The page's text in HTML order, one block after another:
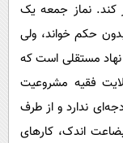
کند. نماز جمعه یک
حکم خواند، ولی
نهاد مستقلی است که
فقیه مشروعیت
ندارد و از طرف
اندک، کارهای